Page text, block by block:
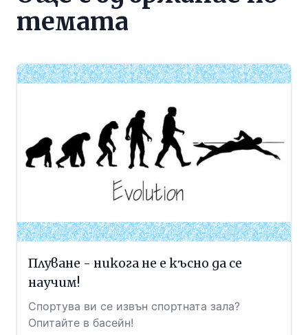
темата
Плуване - никога не е късно да се
научим!
Спортува ви се извън спортната зала?
Опитайте в басейн!